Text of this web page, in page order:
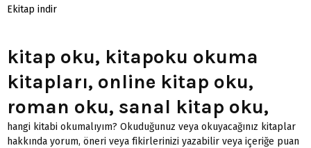
Ekitap indir
kitap oku, kitapoku okuma
kitapları, online kitap oku,
roman oku, sanal kitap oku,
hangi kitabi okumalıyım? Okuduğunuz veya okuyacağınız kitaplar
hakkında yorum, öneri veya fikirlerinizi yazabilir veya içeriğe puan